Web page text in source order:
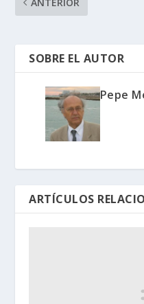
SOBRE EL AUTOR
Pepe
ARTÍCULOS